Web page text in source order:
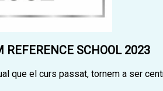
REFERENCE SCHOOL 2023
que el curs passat, tornem a ser